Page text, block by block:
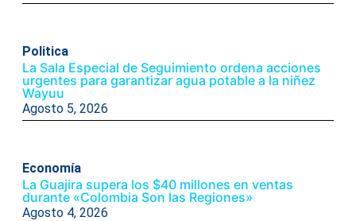
Politica
La Sala Especial de Seguimiento ordena acciones
urgentes para garantizar agua potable a la niñez
Wayuu
Agosto 5, 2026
Economía
La Guajira supera los $40 millones en ventas
durante «Colombia Son las Regiones»
Agosto 4, 2026